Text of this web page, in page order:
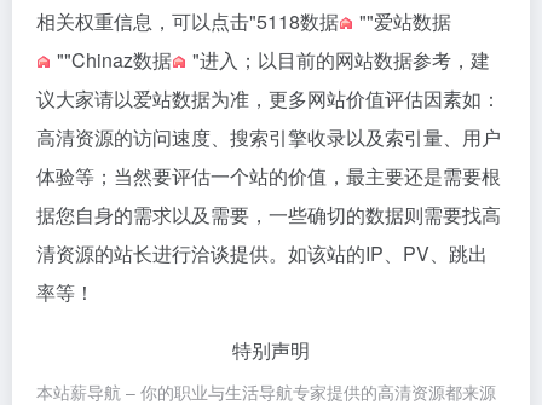
相关权重信息，可以点击"5118数据 ""爱站数据
""Chinaz数据
"进入；以目前的网站数据参考，建
议大家请以爱站数据为准，更多网站价值评估因素如：
高清资源的访问速度、搜索引擎收录以及索引量、用户
体验等；当然要评估一个站的价值，最主要还是需要根
据您自身的需求以及需要，一些确切的数据则需要找高
清资源的站长进行洽谈提供。如该站的IP、PV、跳出
率等！
特别声明
本站薪导航 – 你的职业与生活导航专家提供的高清资源都来源